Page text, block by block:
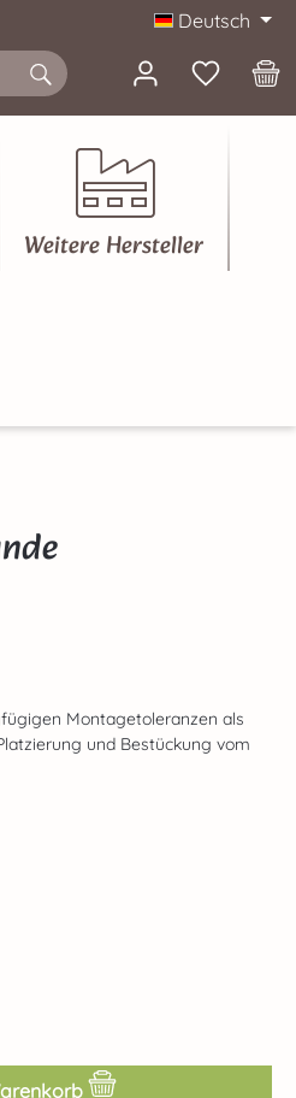
Deutsch
Weitere Hersteller
Montagetoleranzen als
und Bestückung vom
Wert ein oder